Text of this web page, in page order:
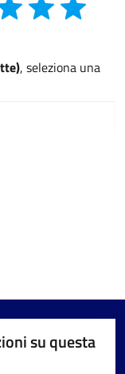
, seleziona una
su questa